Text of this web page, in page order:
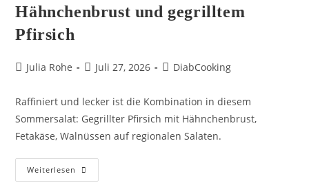
Hähnchenbrust und gegrilltem
Pfirsich
Julia Rohe Juli 27, 2026 DiabCooking
Raffiniert und lecker ist die Kombination in diesem
Sommersalat: Gegrillter Pfirsich mit Hähnchenbrust,
Fetakäse, Walnüssen auf regionalen Salaten.
Weiterlesen